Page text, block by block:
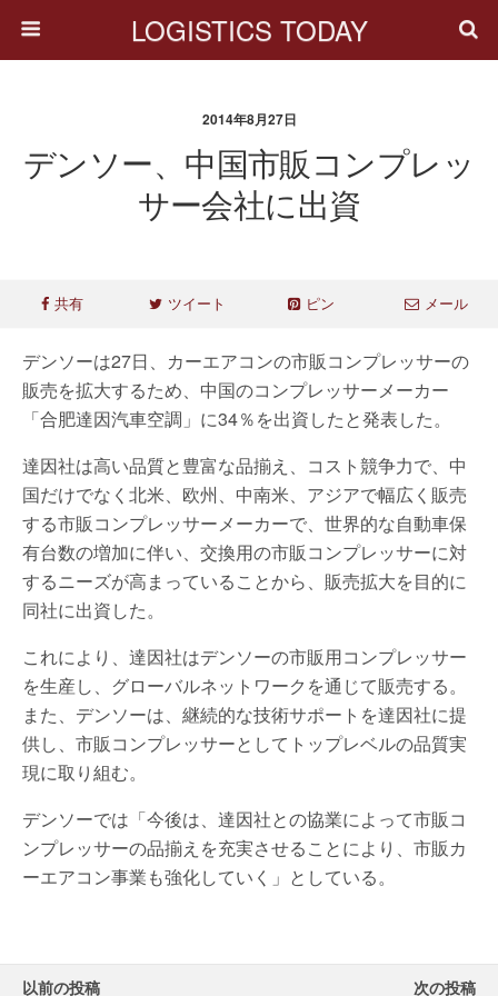
LOGISTICS TODAY
2014年8月27日
デンソー、中国市販コンプレッ
サー会社に出資
共有 ツイート ピン メール
デンソーは27日、カーエアコンの市販コンプレッサーの
販売を拡大するため、中国のコンプレッサーメーカー
「合肥達因汽車空調」に34％を出資したと発表した。
達因社は高い品質と豊富な品揃え、コスト競争力で、中
国だけでなく北米、欧州、中南米、アジアで幅広く販売
する市販コンプレッサーメーカーで、世界的な自動車保
有台数の増加に伴い、交換用の市販コンプレッサーに対
するニーズが高まっていることから、販売拡大を目的に
同社に出資した。
これにより、達因社はデンソーの市販用コンプレッサー
を生産し、グローバルネットワークを通じて販売する。
また、デンソーは、継続的な技術サポートを達因社に提
供し、市販コンプレッサーとしてトップレベルの品質実
現に取り組む。
デンソーでは「今後は、達因社との協業によって市販コ
ンプレッサーの品揃えを充実させることにより、市販カ
ーエアコン事業も強化していく」としている。
以前の投稿 次の投稿